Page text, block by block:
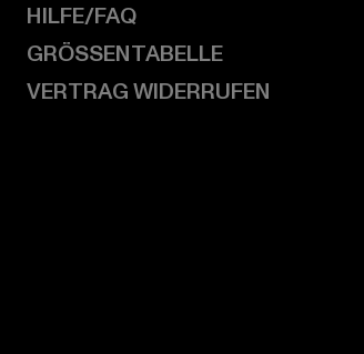
HILFE/FAQ
GRÖSSENTABELLE
VERTRAG WIDERRUFEN